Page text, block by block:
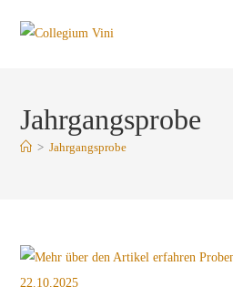
Inhalt
Jahrgangsprobe
> Jahrgangsprobe